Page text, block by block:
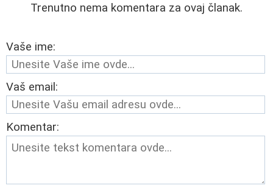
Trenutno nema komentara za ovaj članak.
Vaše ime:
Vaš email:
Komentar: